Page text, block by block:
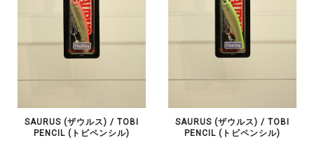
SAURUS (ザウルス) / TOBI
PENCIL (トビペンシル)
SAURUS (ザウルス) / TOBI
PENCIL (トビペンシル)